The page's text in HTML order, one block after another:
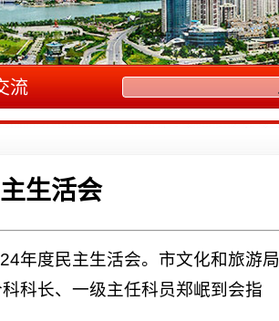
流
生活会
年度民主生活会。市文化和旅游局
科长、一级主任科员郑岷到会指